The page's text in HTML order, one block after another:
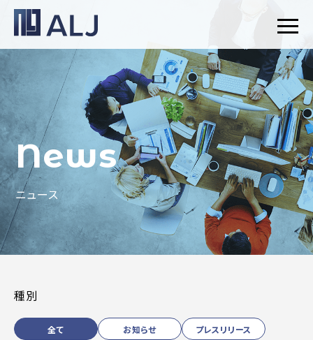
News
ニュース
種別
全て お知らせ
プレスリリース